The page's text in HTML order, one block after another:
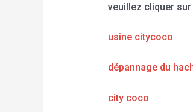
veuillez cliquer
usine citycoco
dépannage du
city coco